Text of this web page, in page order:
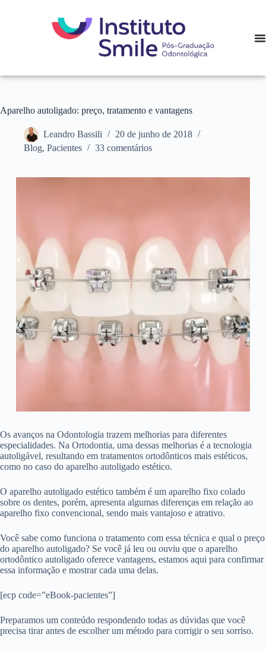
Aparelho autoligado: preço, tratamento e vantagens
Leandro Bassili
20 de junho de 2018
Blog, Pacientes 33 comentários
Os avanços na Odontologia trazem melhorias para diferentes
especialidades. Na Ortodontia, uma dessas melhorias é a tecnologia
autoligável, resultando em tratamentos ortodônticos mais estéticos,
como no caso do aparelho autoligado estético.
O aparelho autoligado estético também é um aparelho fixo colado
sobre os dentes, porém, apresenta algumas diferenças em relação ao
aparelho fixo convencional, sendo mais vantajoso e atrativo.
Você sabe como funciona o tratamento com essa técnica e qual o preço
do aparelho autoligado? Se você já leu ou ouviu que o aparelho
ortodôntico autoligado oferece vantagens, estamos aqui para confirmar
essa informação e mostrar cada uma delas.
[ecp code=”eBook-pacientes”]
Preparamos um conteúdo respondendo todas as dúvidas que você
precisa tirar antes de escolher um método para corrigir o seu sorriso.